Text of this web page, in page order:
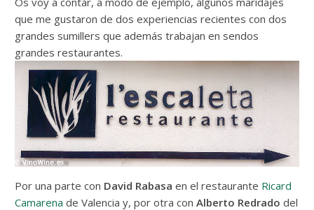
que me gustaron de dos experiencias recientes con dos
grandes sumillers que además trabajan en sendos
grandes restaurantes.
Por una parte con David Rabasa en el restaurante Ricard
Camarena de Valencia y, por otra conAlberto Redrado del